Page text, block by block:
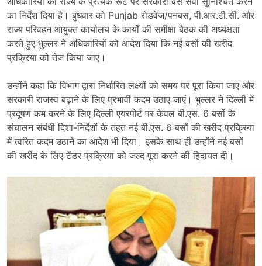
का निर्देश दिया है। बुधवार को Punjab रोडवेज/पनबस, पी.आर.टी.सी. और
राज्य परिवहन आयुक्त कार्यालय के कार्यों की समीक्षा बैठक की अध्यक्षता
करते हुए भुल्लर ने अधिकारियों को आदेश दिया कि नई बसों की खरीद
प्रक्रिया को तेज किया जाए।
उन्होंने कहा कि विभाग द्वारा निर्धारित लक्ष्यों को समय पर पूरा किया जाए और
सरकारी राजस्व बढ़ाने के लिए प्रभावी कदम उठाए जाएं। भुल्लर ने दिल्ली में
प्रदूषण कम करने के लिए दिल्ली एयरपोर्ट पर केवल बी.एस. 6 बसों के
संचालन संबंधी दिशा-निर्देशों के तहत नई बी.एस. 6 बसों की खरीद प्रक्रिया
में त्वरित कदम उठाने का आदेश भी दिया। इसके साथ ही उन्होंने नई बसों
की खरीद के लिए टेंडर प्रक्रिया को जल्द पूरा करने की हिदायत दी।